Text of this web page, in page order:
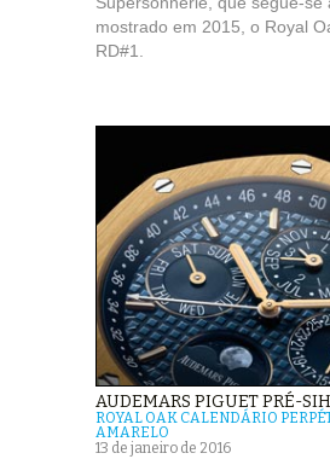
mostrado em 2015, o Royal
RD#1.
AUDEMARS PIGUET PRÉ-
ROYAL OAK CALENDÁRIO
AMARELO
13 de janeiro de 2016